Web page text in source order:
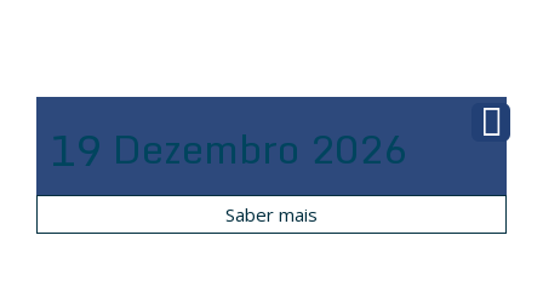
19 Dezembro 2026
Saber mais